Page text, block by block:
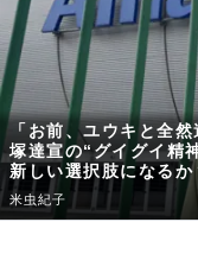
「お前、ユウキと全
塚達宣の“グイグイ精
新しい選択肢になるか
米虫紀子